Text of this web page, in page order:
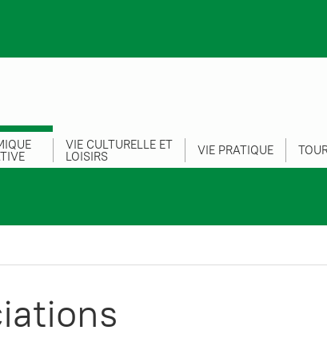
VIE CULTURELLE ET
LOISIRS VIE PRATIQUE